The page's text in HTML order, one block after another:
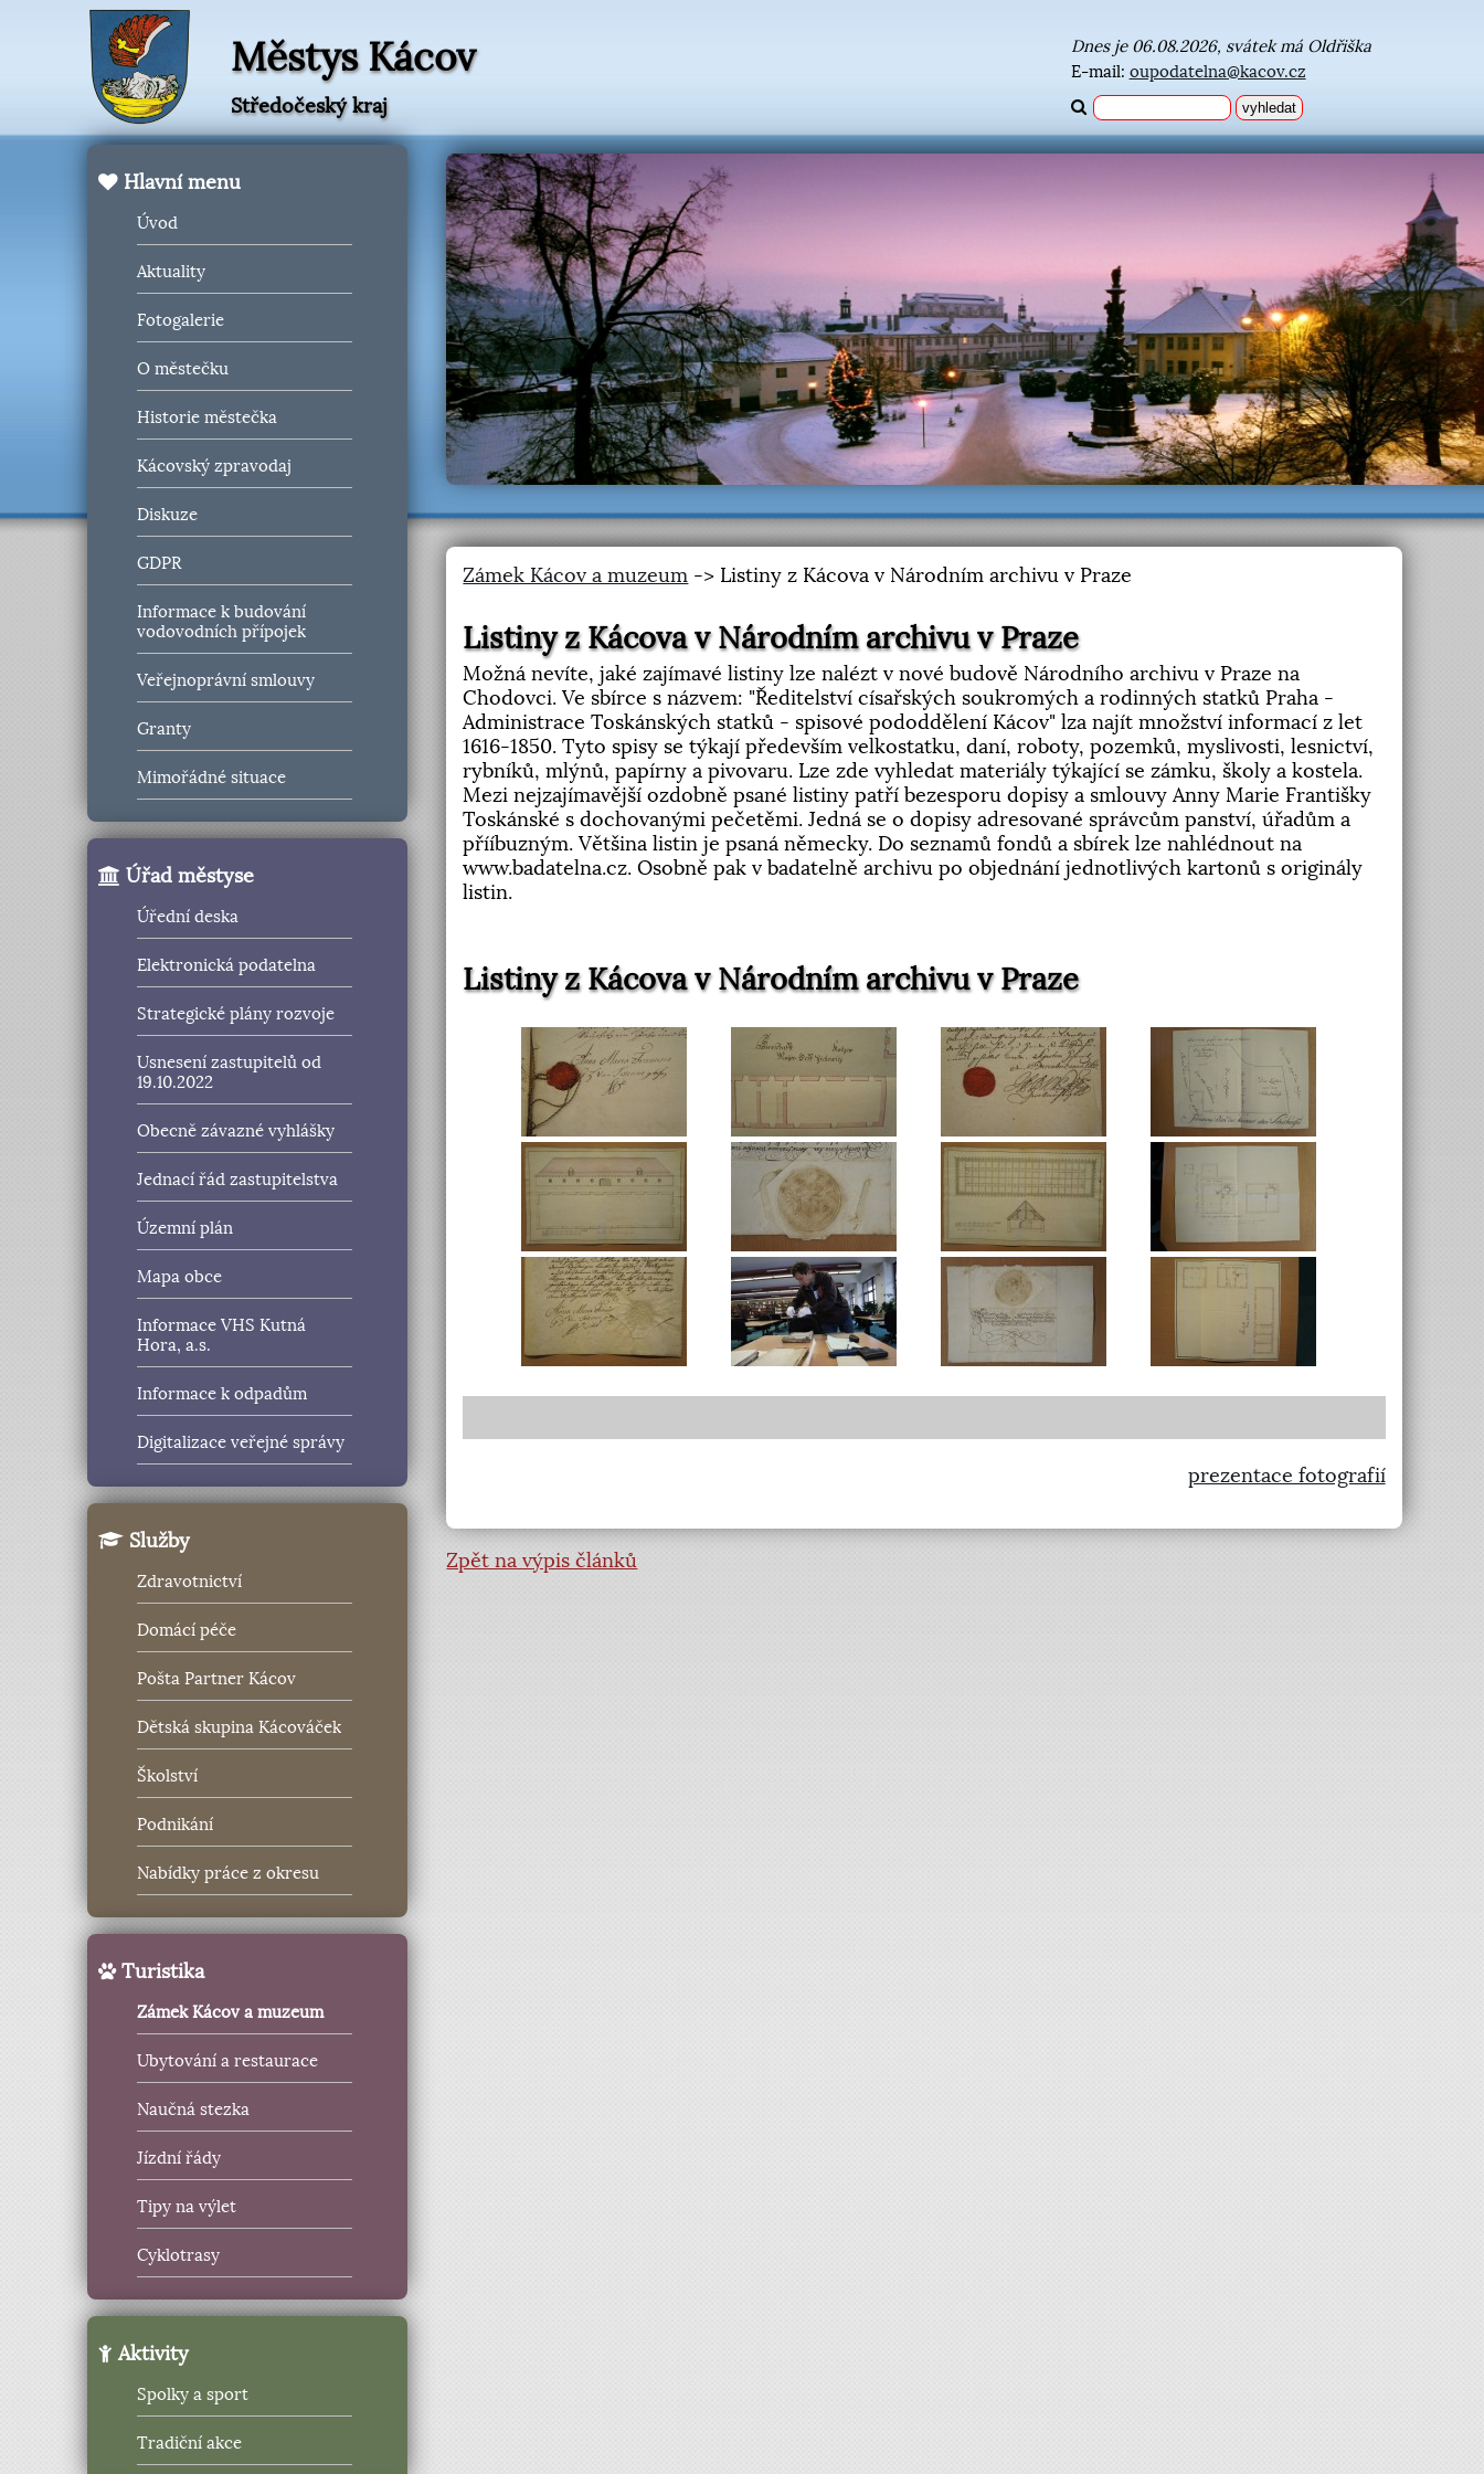
Městys Kácov
Středočeský kraj
Dnes je 06.08.2026, svátek má Oldřiška
E-mail: oupodatelna@kacov.cz
Hlavní menu
Úvod
Aktuality
Fotogalerie
O městečku
Historie městečka
Kácovský zpravodaj
Diskuze
GDPR
Informace k budování
vodovodních přípojek
Veřejnoprávní smlouvy
Granty
Mimořádné situace
Úřad městyse
Úřední deska
Elektronická podatelna
Strategické plány rozvoje
Usnesení zastupitelů od
19.10.2022
Obecně závazné vyhlášky
Jednací řád zastupitelstva
Územní plán
Mapa obce
Informace VHS Kutná
Hora, a.s.
Informace k odpadům
Digitalizace veřejné správy
Služby
Zdravotnictví
Domácí péče
Pošta Partner Kácov
Dětská skupina Kácováček
Školství
Podnikání
Nabídky práce z okresu
Turistika
Zámek Kácov a muzeum
Ubytování a restaurace
Naučná stezka
Jízdní řády
Tipy na výlet
Cyklotrasy
Aktivity
Spolky a sport
Tradiční akce
Zámek Kácov a muzeum -> Listiny z Kácova v Národním archivu v Praze
Listiny z Kácova v Národním archivu v Praze
Možná nevíte, jaké zajímavé listiny lze nalézt v nové budově Národního archivu v Praze na
Chodovci. Ve sbírce s názvem: "Ředitelství císařských soukromých a rodinných statků Praha -
Administrace Toskánských statků - spisové pododdělení Kácov" lza najít množství informací z let
1616-1850. Tyto spisy se týkají především velkostatku, daní, roboty, pozemků, myslivosti, lesnictví,
rybníků, mlýnů, papírny a pivovaru. Lze zde vyhledat materiály týkající se zámku, školy a kostela.
Mezi nejzajímavější ozdobně psané listiny patří bezesporu dopisy a smlouvy Anny Marie Františky
Toskánské s dochovanými pečetěmi. Jedná se o dopisy adresované správcům panství, úřadům a
přííbuzným. Většina listin je psaná německy. Do seznamů fondů a sbírek lze nahlédnout na
www.badatelna.cz. Osobně pak v badatelně archivu po objednání jednotlivých kartonů s originály
listin.
Listiny z Kácova v Národním archivu v Praze
prezentace fotografií
Zpět na výpis článků